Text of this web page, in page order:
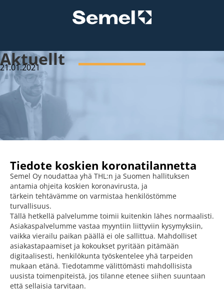
Aktuellt
21.01.2021
Tiedote koskien koronatilannetta
Semel Oy noudattaa yhä THL:n ja Suomen hallituksen
antamia ohjeita koskien koronavirusta, ja
tärkein tehtävämme on varmistaa henkilöstömme
turvallisuus.
Tällä hetkellä palvelumme toimii kuitenkin lähes normaalisti.
Asiakaspalvelumme vastaa myyntiin liittyviin kysymyksiin,
vaikka vierailu paikan päällä ei ole sallittua. Mahdolliset
asiakastapaamiset ja kokoukset pyritään pitämään
digitaalisesti, henkilökunta työskentelee yhä tarpeiden
mukaan etänä. Tiedotamme välittömästi mahdollisista
uusista toimenpiteistä, jos tilanne etenee siihen suuntaan
että sellaisia tarvitaan.